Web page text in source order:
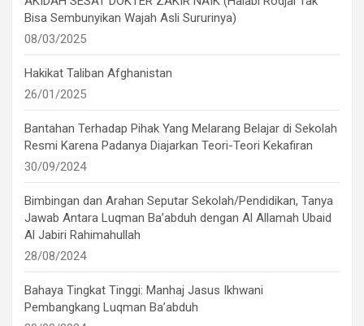
Bisa Sembunyikan Wajah Asli Sururinya)
08/03/2025
Hakikat Taliban Afghanistan
26/01/2025
Bantahan Terhadap Pihak Yang Melarang Belajar di Sekolah
Resmi Karena Padanya Diajarkan Teori-Teori Kekafiran
30/09/2024
Bimbingan dan Arahan Seputar Sekolah/Pendidikan, Tanya
Jawab Antara Luqman Ba’abduh dengan Al Allamah Ubaid
Al Jabiri Rahimahullah
28/08/2024
Bahaya Tingkat Tinggi: Manhaj Jasus Ikhwani
Pembangkang Luqman Ba’abduh